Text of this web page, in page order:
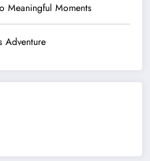
Meaningful Moments
Adventure